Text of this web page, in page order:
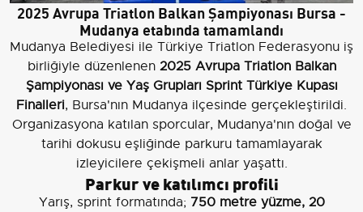
2025 Avrupa Triatlon Balkan Şampiyonası Bursa -
Mudanya etabında tamamlandı
Mudanya Belediyesi ile Türkiye Triatlon Federasyonu iş
birliğiyle düzenlenen 2025 Avrupa Triatlon Balkan
Şampiyonası ve Yaş Grupları Sprint Türkiye Kupası
Finalleri, Bursa'nın Mudanya ilçesinde gerçekleştirildi.
Organizasyona katılan sporcular, Mudanya'nın doğal ve
tarihi dokusu eşliğinde parkuru tamamlayarak
izleyicilere çekişmeli anlar yaşattı.
Parkur ve katılımcı profili
Yarış, sprint formatında; 750 metre yüzme, 20